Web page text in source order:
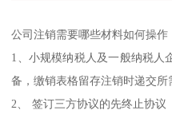
公司注销需要哪些材料如何操作
1、小规模纳税人及一般纳税人
备，缴销表格留存注销时递交所
2、 签订三方协议的先终止协议